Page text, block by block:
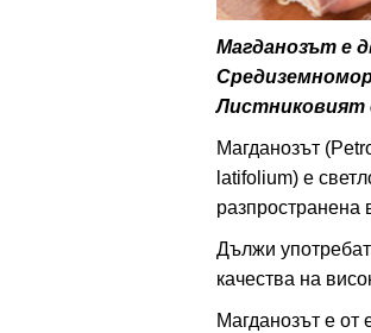
Магданозът е
Листниковият
Магданозът
latifolium) е
разпространена
Дължи
качества на
Магданозът е от